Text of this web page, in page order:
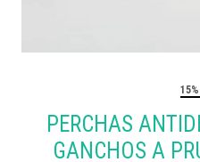
PERCHAS
GANCHOS A